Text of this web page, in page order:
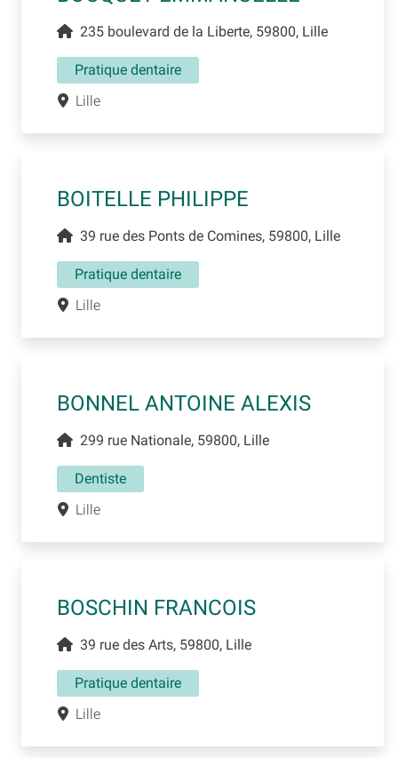
235 boulevard de la Liberte, 59800, Lille
Pratique dentaire
Lille
BOITELLE PHILIPPE
39 rue des Ponts de Comines, 59800, Lille
Pratique dentaire
Lille
BONNEL ANTOINE ALEXIS
299 rue Nationale, 59800, Lille
Dentiste
Lille
BOSCHIN FRANCOIS
39 rue des Arts, 59800, Lille
Pratique dentaire
Lille